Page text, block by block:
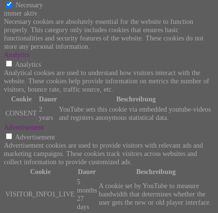
Necessary
immer aktiv
Necessary cookies are absolutely essential for the website to function
properly. This category only includes cookies that ensures basic
functionalities and security features of the website. These cookies do not
store any personal information.
Analytics
Analytics
Analytical cookies are used to understand how visitors interact with the
website. These cookies help provide information on metrics the number of
visitors, bounce rate, traffic source, etc.
Cookie
Dauer
Beschreibung
CONSENT 2
years
YouTube sets this cookie via embedded youtube-videos
and registers anonymous statistical data.
Advertisement
Advertisement
Advertisement cookies are used to provide visitors with relevant ads and
marketing campaigns. These cookies track visitors across websites and
collect information to provide customized ads.
Cookie
Dauer Beschreibung
VISITOR_INFO1_LIVE
5
months
27
days
A cookie set by YouTube to measure
bandwidth that determines whether the
user gets the new or old player interface.